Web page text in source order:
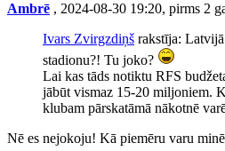
Ambrē , 2024-08-30 19:20, pirms 2
Ivars Zvirgzdiņš rakstīja:
stadionu?! Tu joko?
Lai kas tāds notiktu RFS
jābūt vismaz 15-20 miljoniem.
klubam pārskatāmā nākotnē
Nē es nejokoju! Kā piemēru varu